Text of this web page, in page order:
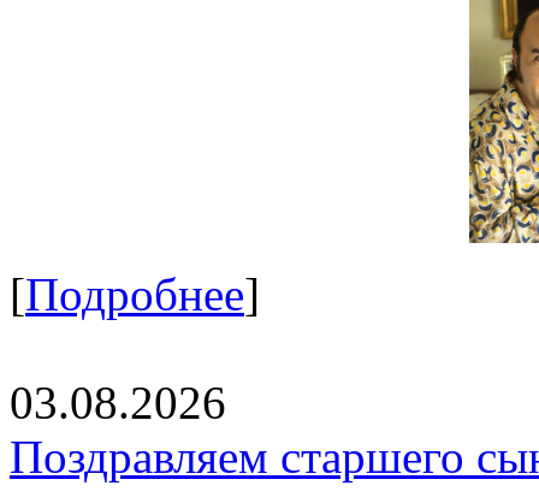
[Подробнее]
03.08.2026
Поздравляем старшего